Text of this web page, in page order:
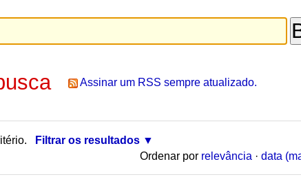
Assinar um RSS sempre atualizado.
Filtrar os resultados
Ordenar por relevância · data